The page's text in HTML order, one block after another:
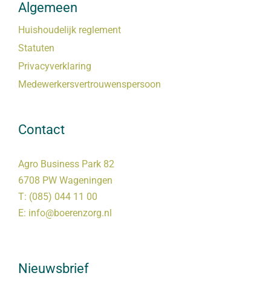
Algemeen
Huishoudelijk reglement
Statuten
Privacyverklaring
Medewerkersvertrouwenspersoon
Contact
Agro Business Park 82
6708 PW Wageningen
T: (085) 044 11 00
E: info@boerenzorg.nl
Nieuwsbrief